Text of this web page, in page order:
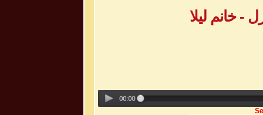
- خانم لیلا